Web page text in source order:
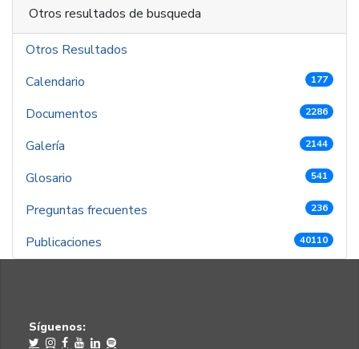
Otros resultados de busqueda
Otros Resultados
Calendario
177
Documentos 2286
Galería 2144
Glosario 541
Preguntas frecuentes 236
Publicaciones 40110
Síguenos: